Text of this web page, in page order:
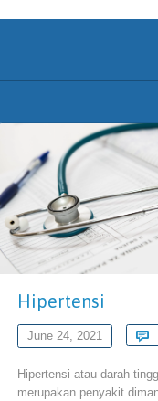
Hipertensi
June 24, 2021 
Hipertensi atau darah
merupakan penyakit